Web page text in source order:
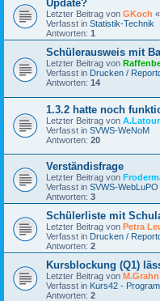
Update?
Letzter Beitrag von GKoch «
Verfasst in Statistik-Technik
Antworten: 1
Schülerausweis mit
Letzter Beitrag von
Verfasst in Drucken /
Antworten: 14
1.3.2 hatte noch
Letzter Beitrag von A.Latour
Verfasst in SVWS-WeNoM
Antworten: 20
Verständisfrage
Letzter Beitrag von
Verfasst in SVWS-WebLuPO
Antworten: 3
Schülerliste mit
Letzter Beitrag von Petra
Verfasst in Drucken /
Antworten: 2
Kursblockung (Q1)
Letzter Beitrag von M.Grahn
Verfasst in Kurs42 -
Antworten: 2